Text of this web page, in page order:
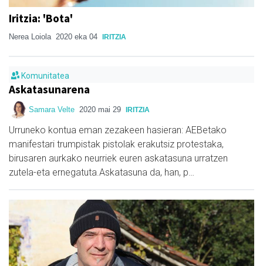
Iritzia: 'Bota'
Nerea Loiola 2020 eka 04 IRITZIA
Komunitatea
Askatasunarena
Samara Velte 2020 mai 29 IRITZIA
Urruneko kontua eman zezakeen hasieran: AEBetako
manifestari trumpistak pistolak erakutsiz protestaka,
birusaren aurkako neurriek euren askatasuna urratzen
zutela-eta ernegatuta.Askatasuna da, han, p…